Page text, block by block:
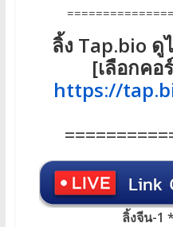
ลิ้ง Tap.bio
[เลือกค
https://
ลิ้งจีน-1